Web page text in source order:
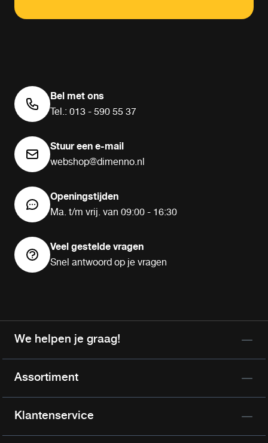
Bel met ons
Tel.: 013 - 590 55 37
Stuur een e-mail
webshop@dimenno.nl
Openingstijden
Ma. t/m vrij. van 09:00 - 16:30
Veel gestelde vragen
Snel antwoord op je vragen
We helpen je graag!
Assortiment
Klantenservice